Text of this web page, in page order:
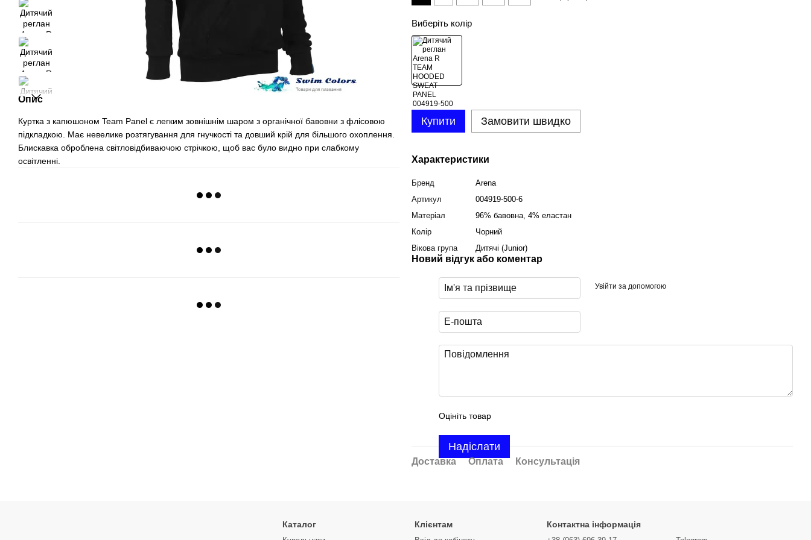
Опис
Куртка з капюшоном Team Panel є легким зовнішнім шаром з органічної бавовни з флісовою
підкладкою. Має невелике розтягування для гнучкості та довший крій для більшого охоплення.
Блискавка оброблена світловідбиваючою стрічкою, щоб вас було видно при слабкому
освітленні.
Виберіть колір
Купити Замовити швидко
Характеристики
Бренд
Arena
Артикул
004919-500-6
Матеріал
96% бавовна, 4% еластан
Колір
Чорний
Вікова група
Дитячі (Junior)
Новий відгук або коментар
Увійти за допомогою
Оцініть товар
Надіслати
Доставка Оплата Консультація
Каталог Клієнтам Контактна інформація